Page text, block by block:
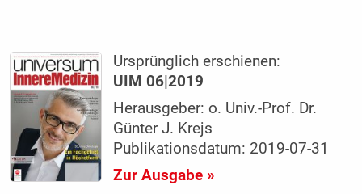
Ursprünglich erschienen:
UIM 06|2019
Herausgeber: o. Univ.-Prof. Dr.
Günter J. Krejs
Publikationsdatum: 2019-07-31
Zur Ausgabe »